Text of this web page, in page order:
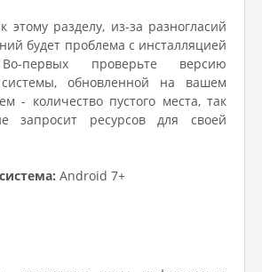
этому разделу, из-за разногласий
будет проблема с инсталляцией
первых проверьте версию
обновленной на вашем
- количество пустого места, так
запросит ресурсов для своей
Android 7+